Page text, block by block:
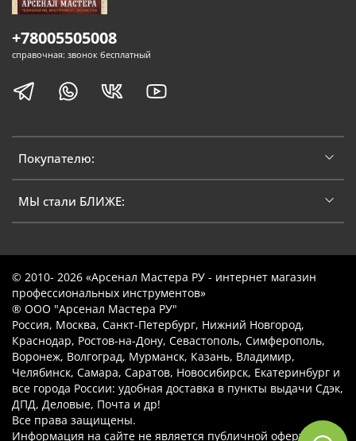
Покупателю:
МЫ стали БЛИЖЕ:
+78005505008
справочная: звонок бесплатный
© 2010- 2026 «Арсенал Мастера РУ - интернет магазин
профессиональных инструментов»
® ООО "Арсенал Мастера РУ"
Россия, Москва, Санкт-Петербург, Нижний Новгород,
Краснодар, Ростов-на-Дону, Севастополь, Симферополь,
Воронеж, Волгоград, Мурманск, Казань, Владимир,
Челябинск, Самара, Саратов, Новосибирск, Екатеринбург и
все города России: удобная доставка в пункты выдачи Сдэк,
ДПД, Деловые, Почта и др!
Все права защищены.
Информация на сайте не является публичной офертой.